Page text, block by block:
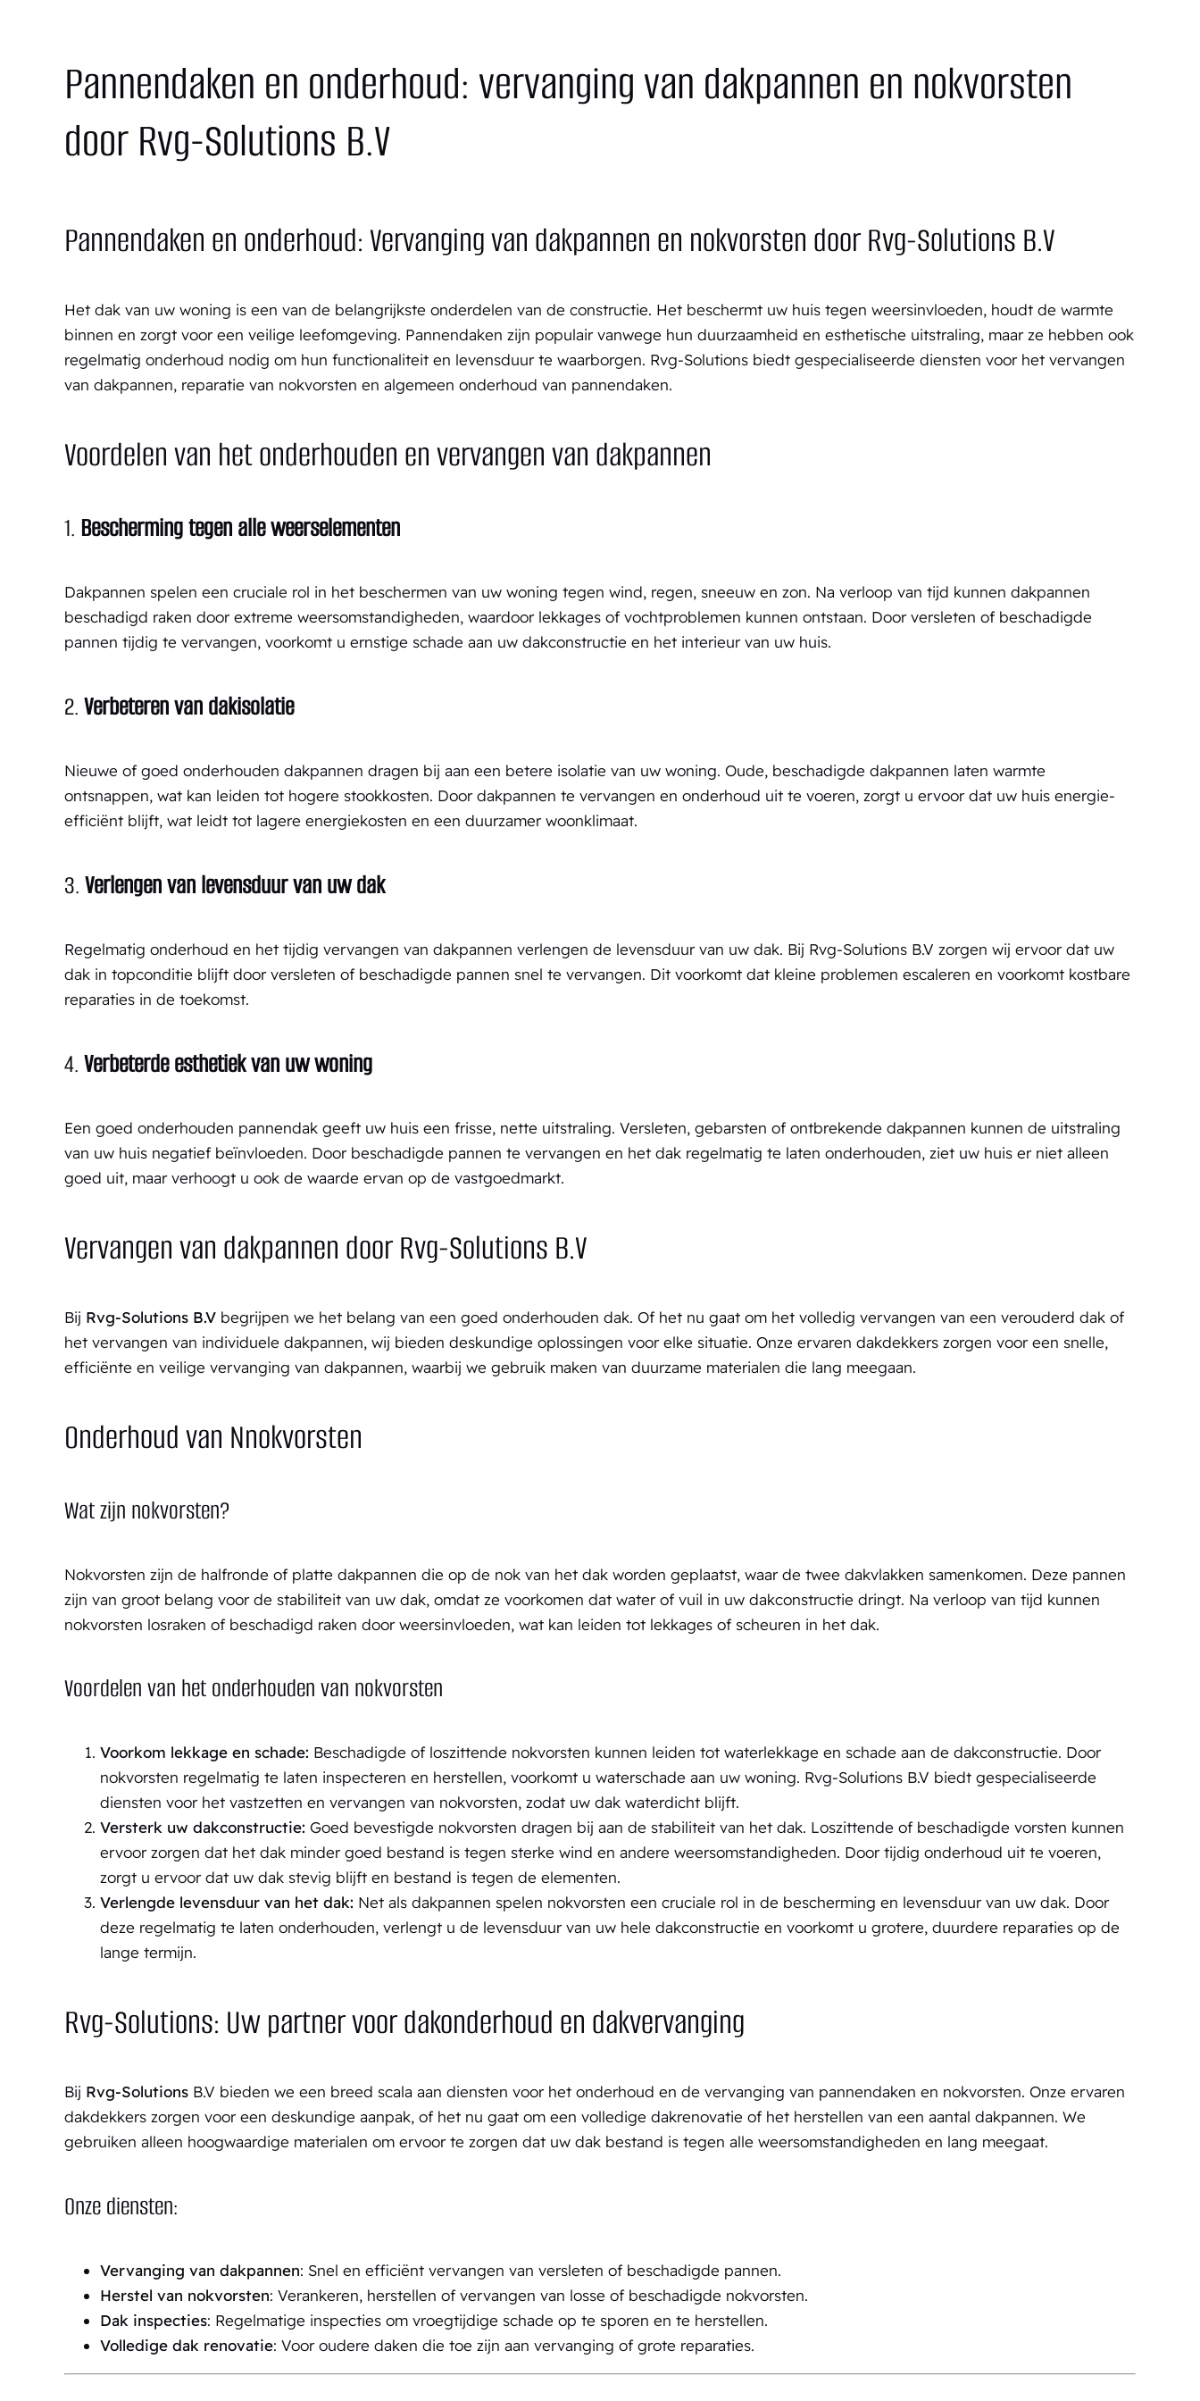
Pannendaken en onderhoud: vervanging van dakpannen en nokvorsten
door Rvg-Solutions B.V
Pannendaken en onderhoud: Vervanging van dakpannen en nokvorsten door Rvg-Solutions B.V
Het dak van uw woning is een van de belangrijkste onderdelen van de constructie. Het beschermt uw huis tegen weersinvloeden, houdt de warmte
binnen en zorgt voor een veilige leefomgeving. Pannendaken zijn populair vanwege hun duurzaamheid en esthetische uitstraling, maar ze hebben ook
regelmatig onderhoud nodig om hun functionaliteit en levensduur te waarborgen. Rvg-Solutions biedt gespecialiseerde diensten voor het vervangen
van dakpannen, reparatie van nokvorsten en algemeen onderhoud van pannendaken.
Voordelen van het onderhouden en vervangen van dakpannen
1. Bescherming tegen alle weerselementen
Dakpannen spelen een cruciale rol in het beschermen van uw woning tegen wind, regen, sneeuw en zon. Na verloop van tijd kunnen dakpannen
beschadigd raken door extreme weersomstandigheden, waardoor lekkages of vochtproblemen kunnen ontstaan. Door versleten of beschadigde
pannen tijdig te vervangen, voorkomt u ernstige schade aan uw dakconstructie en het interieur van uw huis.
2.Verbeteren van dakisolatie
Nieuwe of goed onderhouden dakpannen dragen bij aan een betere isolatie van uw woning. Oude, beschadigde dakpannen laten warmte
ontsnappen, wat kan leiden tot hogere stookkosten. Door dakpannen te vervangen en onderhoud uit te voeren, zorgt u ervoor dat uw huis energie-
efficiënt blijft, wat leidt tot lagere energiekosten en een duurzamer woonklimaat.
3.Verlengen van levensduur van uw dak
Regelmatig onderhoud en het tijdig vervangen van dakpannen verlengen de levensduur van uw dak. Bij Rvg-Solutions B.V zorgen wij ervoor dat uw
dak in topconditie blijft door versleten of beschadigde pannen snel te vervangen. Dit voorkomt dat kleine problemen escaleren en voorkomt kostbare
reparaties in de toekomst.
4.Verbeterde esthetiek van uw woning
Een goed onderhouden pannendak geeft uw huis een frisse, nette uitstraling. Versleten, gebarsten of ontbrekende dakpannen kunnen de uitstraling
van uw huis negatief beïnvloeden. Door beschadigde pannen te vervangen en het dak regelmatig te laten onderhouden, ziet uw huis er niet alleen
goed uit, maar verhoogt u ook de waarde ervan op de vastgoedmarkt.
Vervangen van dakpannen door Rvg-Solutions B.V
Bij Rvg-Solutions B.Vbegrijpen we het belang van een goed onderhouden dak. Of het nu gaat om het volledig vervangen van een verouderd dak of
het vervangen van individuele dakpannen, wij bieden deskundige oplossingen voor elke situatie. Onze ervaren dakdekkers zorgen voor een snelle,
efficiënte en veilige vervanging van dakpannen, waarbij we gebruik maken van duurzame materialen die lang meegaan.
Onderhoud van Nnokvorsten
Wat zijn nokvorsten?
Nokvorsten zijn de halfronde of platte dakpannen die op de nok van het dak worden geplaatst, waar de twee dakvlakken samenkomen. Deze pannen
zijn van groot belang voor de stabiliteit van uw dak, omdat ze voorkomen dat water of vuil in uw dakconstructie dringt. Na verloop van tijd kunnen
nokvorsten losraken of beschadigd raken door weersinvloeden, wat kan leiden tot lekkages of scheuren in het dak.
Voordelen van het onderhouden van nokvorsten
Voorkom lekkage en schade: Beschadigde of loszittende nokvorsten kunnen leiden tot waterlekkage en schade aan de dakconstructie. Door
nokvorsten regelmatig te laten inspecteren en herstellen, voorkomt u waterschade aan uw woning. Rvg-Solutions B.V biedt gespecialiseerde
diensten voor het vastzetten en vervangen van nokvorsten, zodat uw dak waterdicht blijft.
Versterk uw dakconstructie: Goed bevestigde nokvorsten dragen bij aan de stabiliteit van het dak. Loszittende of beschadigde vorsten kunnen
ervoor zorgen dat het dak minder goed bestand is tegen sterke wind en andere weersomstandigheden. Door tijdig onderhoud uit te voeren,
zorgt u ervoor dat uw dak stevig blijft en bestand is tegen de elementen.
Verlengde levensduur van het dak: Net als dakpannen spelen nokvorsten een cruciale rol in de bescherming en levensduur van uw dak. Door
deze regelmatig te laten onderhouden, verlengt u de levensduur van uw hele dakconstructie en voorkomt u grotere, duurdere reparaties op de
lange termijn.
Rvg-Solutions: Uw partner voor dakonderhoud en dakvervanging
Bij Rvg-SolutionsB.V bieden we een breed scala aan diensten voor het onderhoud en de vervanging van pannendaken en nokvorsten. Onze ervaren
dakdekkers zorgen voor een deskundige aanpak, of het nu gaat om een volledige dakrenovatie of het herstellen van een aantal dakpannen. We
gebruiken alleen hoogwaardige materialen om ervoor te zorgen dat uw dak bestand is tegen alle weersomstandigheden en lang meegaat.
Onze diensten:
Vervanging van dakpannen: Snel en efficiënt vervangen van versleten of beschadigde pannen.
Herstel van nokvorsten: Verankeren, herstellen of vervangen van losse of beschadigde nokvorsten.
Dak inspecties: Regelmatige inspecties om vroegtijdige schade op te sporen en te herstellen.
Volledige dak renovatie: Voor oudere daken die toe zijn aan vervanging of grote reparaties.